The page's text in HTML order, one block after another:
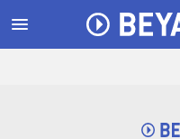
menu